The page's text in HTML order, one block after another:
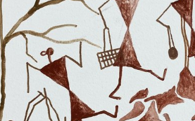
15 – 19 Uhr und Samstag –